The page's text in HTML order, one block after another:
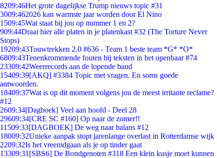
8209:46Het grote dagelijkse Trump nieuws topic #31
3009:462026 kan warmste jaar worden door El Nino
1509:45Wat staat bij jou op nummer 1 en 2?
909:44Draai hier alle platen in je platenkast #32 (The Torture Never
Stops)
19209:43Touwtrekken 2.0 #636 - Team 1 beste team *G* *O*
6809:43Tenenkrommende fouten bij teksten in het openbaar #74
23309:42Weerrecords aan de lopende band
15409:39[AKQ] #3384 Topic met vragen. En soms goede
antwoorden.
18409:37Wat is op dit moment volgens jou de meest irritante reclame?
#12
2609:34[Dagboek] Veel aan hoofd - Deel 28
29609:34[CRE SC #160] Op naar de zomer!!
11509:33[DAGBOEK] De weg naar balans #12
18009:32Unieke aanpak stopt jarenlange overlast in Rotterdamse wijk
2209:32Is het vreemdgaan als je op tinder gaat
13309:31 [SBS6] De Bondgenoten #318 Een klein kusje moet kunnen